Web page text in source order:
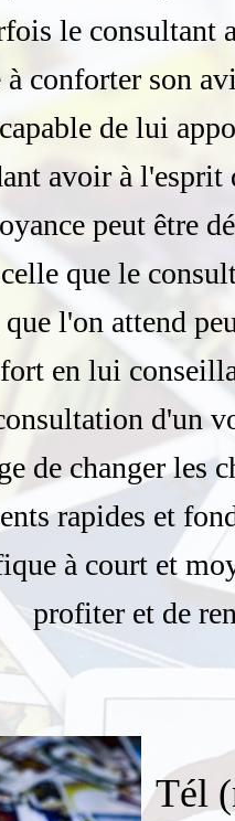
le consultant
conforter son
capable de lui
avoir à l'esprit
peut être
que le
l'on attend
en lui
d'un
de changer les
rapides et
à court et
profiter et de
Tél